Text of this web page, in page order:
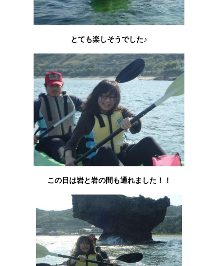
とても楽しそうでした♪
この日は岩と岩の間も通れました！！